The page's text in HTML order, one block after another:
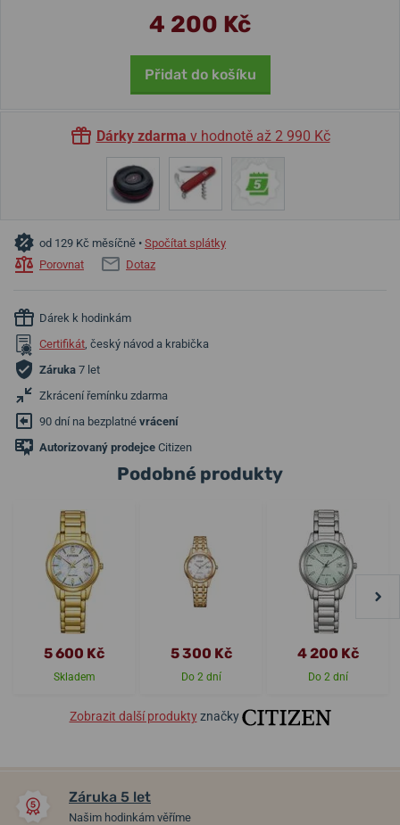
4 200 Kč
Přidat do košíku
Dárky zdarma v hodnotě až 2 990 Kč
od 129 Kč měsíčně • Spočítat splátky
Porovnat
Dotaz
Dárek k hodinkám
Certifikát, český návod a krabička
Záruka 7 let
Zkrácení řemínku zdarma
90 dní na bezplatné vrácení
Autorizovaný prodejce Citizen
Podobné produkty
5 600 Kč
Skladem
5 300 Kč
Do 2 dní
4 200 Kč
Do 2 dní
Zobrazit další produktyznačky
Záruka 5 let
Našim hodinkám věříme